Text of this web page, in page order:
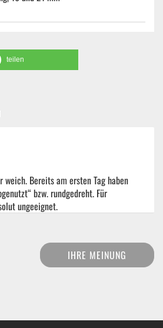
teilen
Bereits am ersten Tag haben
bzw. rundgedreht. Für
ungeeignet.
IHRE MEINUNG